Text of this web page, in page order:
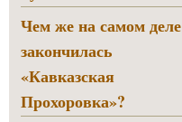
Чем же на самом деле
закончилась
«Кавказская
Прохоровка»?